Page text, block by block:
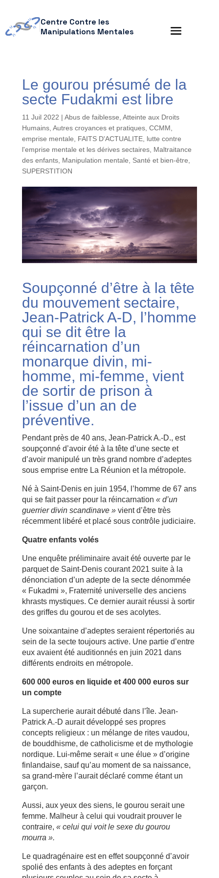
Centre Contre les
Manipulations Mentales
Le gourou présumé de la
secte Fudakmi est libre
11 Juil 2022 | Abus de faiblesse Atteinte aux Droits
Humains, Autres croyances et pratiques, CCMM
emprise mentale
FAITS D'ACTUALITE, lutte contre
l'emprise mentale et les dérives sectaires, Maltraitance
des enfants, Manipulation mentale Santé et bien-être
SUPERSTITION
Soupçonné d’être à la tête
du mouvement sectaire,
Jean-Patrick A-D, l’homme
qui se dit être la
réincarnation d’un
monarque divin, mi-
homme, mi-femme, vient
de sortir de prison à
l’issue d’un an de
préventive.
Pendant près de 40 ans, Jean-Patrick A.-D., est
soupçonné d’avoir été à la tête d’une secte et
d’avoir manipulé un très grand nombre d’adeptes
sous emprise entre La Réunion et la métropole.
Né à Saint-Denis en juin 1954, l’homme de 67 ans
qui se fait passer pour la réincarnation « d’un
guerrier divin scandinave » vient d’être très
récemment libéré et placé sous contrôle judiciaire.
Quatre enfants volés
Une enquête préliminaire avait été ouverte par le
parquet de Saint-Denis courant 2021 suite à la
dénonciation d’un adepte de la secte dénommée
« Fukadmi », Fraternité universelle des anciens
khrasts mystiques. Ce dernier aurait réussi à sortir
des griffes du gourou et de ses acolytes.
Une soixantaine d’adeptes seraient répertoriés au
sein de la secte toujours active. Une partie d’entre
eux avaient été auditionnés en juin 2021 dans
différents endroits en métropole.
600 000 euros en liquide et 400 000 euros sur
un compte
La supercherie aurait débuté dans l’île. Jean-
Patrick A.-D aurait développé ses propres
concepts religieux : un mélange de rites vaudou,
de bouddhisme, de catholicisme et de mythologie
nordique. Lui-même serait « une élue » d’origine
finlandaise, sauf qu’au moment de sa naissance,
sa grand-mère l’aurait déclaré comme étant un
garçon.
Aussi, aux yeux des siens, le gourou serait une
femme. Malheur à celui qui voudrait prouver le
contraire, « celui qui voit le sexe du gourou
mourra ».
Le quadragénaire est en effet soupçonné d’avoir
spolié des enfants à des adeptes en forçant